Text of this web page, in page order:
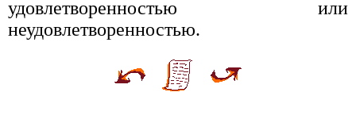
удовлетворенностью или
неудовлетворенностью.